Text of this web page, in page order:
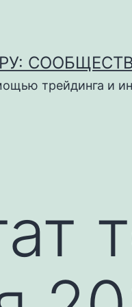
трейдинга и